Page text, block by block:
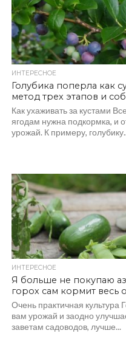
ИНТЕРЕСНОЕ
Голубика поперла как
метод трех этапов и
Как ухаживать за кустами
ягодам нужна подкормка, и
урожай. К примеру,
ИНТЕРЕСНОЕ
Я больше не покупаю
горох сам кормит весь
Очень практичная культура
вам урожай и заодно
заветам садоводов, лучше...